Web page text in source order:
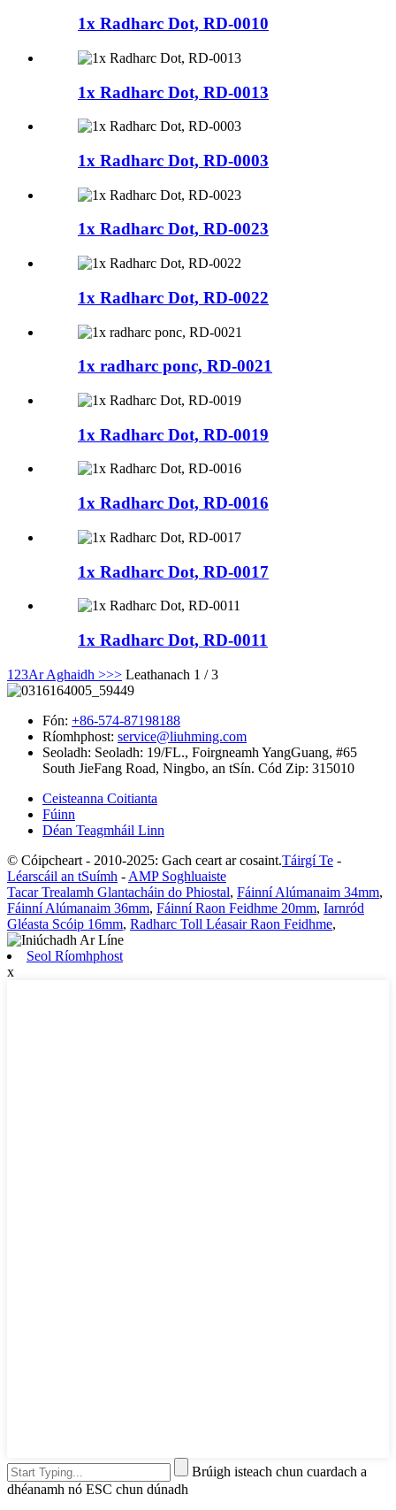
1x Radharc Dot, RD-0010
1x Radharc Dot, RD-0013
1x Radharc Dot, RD-0003
1x Radharc Dot, RD-0023
1x Radharc Dot, RD-0022
1x radharc ponc, RD-0021
1x Radharc Dot, RD-0019
1x Radharc Dot, RD-0016
1x Radharc Dot, RD-0017
1x Radharc Dot, RD-0011
1 23Ar Aghaidh >>> Leathanach 1 / 3
Fón: +86-574-87198188
Ríomhphost: service@liuhming.com
Seoladh: Seoladh: 19/FL., Foirgneamh YangGuang, #65
South JieFang Road, Ningbo, an tSín. Cód Zip: 315010
Ceisteanna Coitianta
Fúinn
Déan Teagmháil Linn
© Cóipcheart - 2010-2025: Gach ceart ar cosaint.Táirgí Te -
Léarscáil an tSuímh - AMP Soghluaiste
Tacar Trealamh Glantacháin do Phiostal, Fáinní Alúmanaim 34mm,
Fáinní Alúmanaim 36mm, Fáinní Raon Feidhme 20mm, Iarnród
Gléasta Scóip 16mm, Radharc Toll Léasair Raon Feidhme,
Seol Ríomhphost
x
Brúigh isteach chun cuardach a
dhéanamh nó ESC chun dúnadh